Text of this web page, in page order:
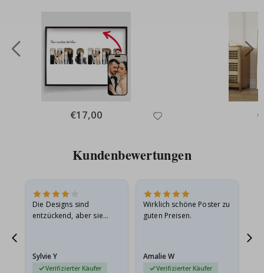
Special
Price
€17,00
Kundenbewertungen
Die Designs sind
entzückend, aber sie
sie…
Sylvie Y
Verifizierter Käufer
Wirklich schöne Poster zu
guten Preisen.
Amalie W
Verifizierter Käufer